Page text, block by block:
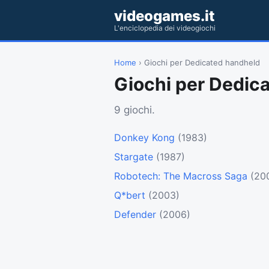
videogames.it
L'enciclopedia dei videogiochi
Home › Giochi per Dedicated handheld
Giochi per
9 giochi.
Donkey Kong (1983)
Stargate (1987)
Robotech: The Macross Saga
Q*bert (2003)
Defender (2006)